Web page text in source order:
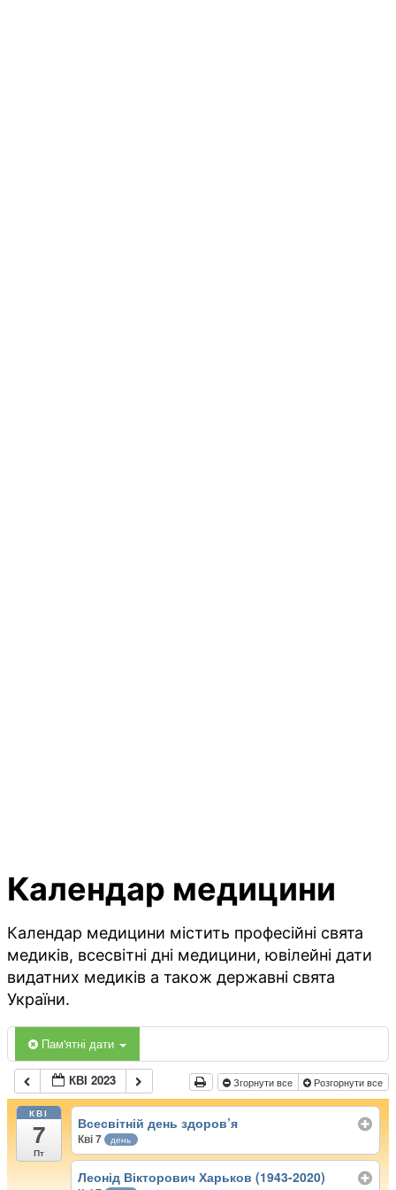
Календар медицини
Календар медицини містить професійні свята
медиків, всесвітні дні медицини, ювілейні дати
видатних медиків а також державні свята
України.
Пам'ятні дати
КВІ 2023 Згорнути все Розгорнути все
КВІ
7
Пт
Всесвітній день здоров’я
Кві 7 день
Леонід Вікторович Харьков (1943-2020)